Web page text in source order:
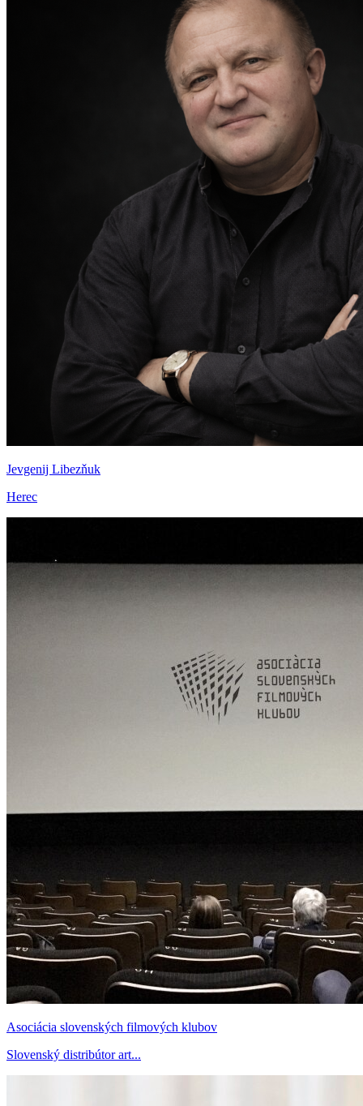
Jevgenij Libezňuk
Herec
Asociácia slovenských filmových klubov
Slovenský distribútor art...